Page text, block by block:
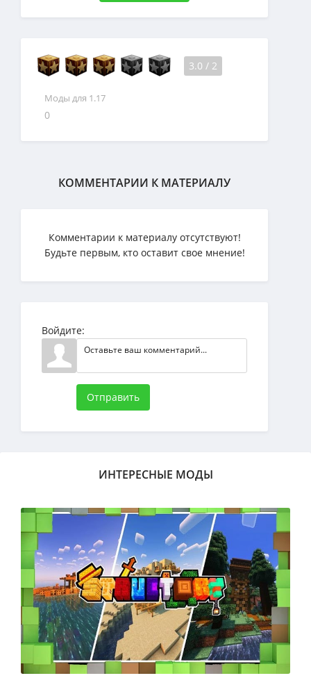
3.0 / 2
Моды для 1.17
0
КОММЕНТАРИИ К МАТЕРИАЛУ
Комментарии к материалу отсутствуют!
Будьте первым, кто оставит свое мнение!
Войдите:
Отправить
ИНТЕРЕСНЫЕ МОДЫ